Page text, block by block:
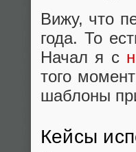
Вижу, что
года. То
Начал я с
того
шаблоны
Кейсы